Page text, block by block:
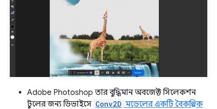
Adobe Photoshop তার বুদ্ধিমান অবজেক্ট সিলেকশন
টুলের জন্য ডিভাইসে Conv2D মডেলের একটি বৈকল্পিক